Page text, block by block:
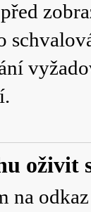
oživit
na